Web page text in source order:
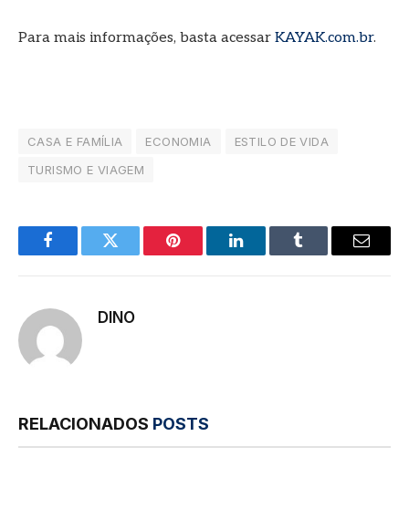
Para mais informações, basta acessar KAYAK.com.br.
CASA E FAMÍLIA ECONOMIA
ESTILO DE VIDA
TURISMO E VIAGEM
FacebookTwitter Pinterest LinkedInTumblr
E-
DINO
RELACIONADOS POSTS